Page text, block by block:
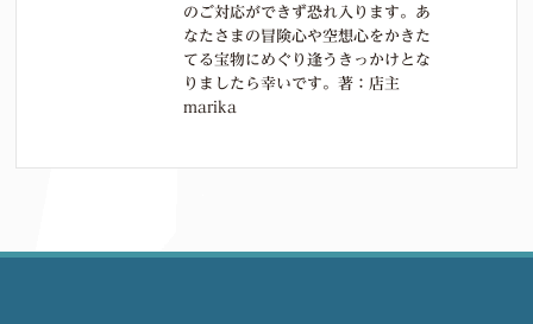
のご対応ができず恐れ入ります。あ
なたさまの冒険心や空想心をかきた
てる宝物にめぐり逢うきっかけとな
りましたら幸いです。著：店主
marika